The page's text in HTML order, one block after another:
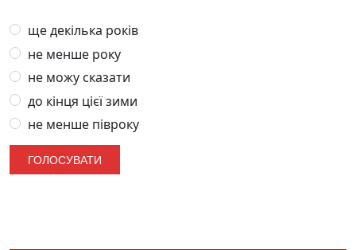
ще декілька років
не менше року
не можу сказати
до кінця цієї зими
не менше півроку